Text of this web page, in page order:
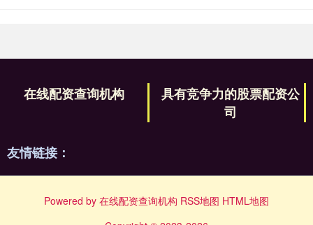
在线配资查询机构
具有竞争力的股票配资公
司
友情链接：
Powered by 在线配资查询机构 RSS地图 HTML地图